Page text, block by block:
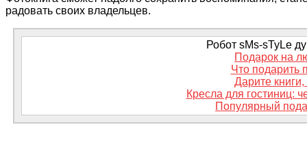
радовать своих владельцев.
Робот sMs-sTyLe
Подарок на
Что подарить
Дарите книги,
Кресла для гостиниц:
Популярный